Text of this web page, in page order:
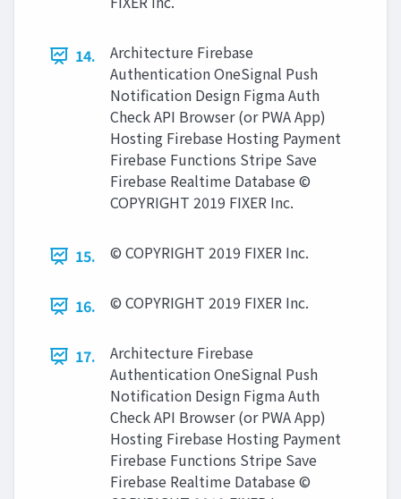
14.
Architecture Firebase
Authentication OneSignal Push
Notification Design Figma Auth
Check API Browser (or PWA App)
Hosting Firebase Hosting Payment
Firebase Functions Stripe Save
Firebase Realtime Database ©
COPYRIGHT 2019 FIXER Inc.
15. © COPYRIGHT 2019 FIXER Inc.
16. © COPYRIGHT 2019 FIXER Inc.
17.
Architecture Firebase
Authentication OneSignal Push
Notification Design Figma Auth
Check API Browser (or PWA App)
Hosting Firebase Hosting Payment
Firebase Functions Stripe Save
Firebase Realtime Database ©